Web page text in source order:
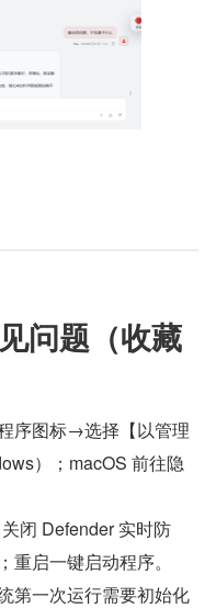
问题（收藏
序图标→选择【以管理
）；macOS 前往隐
关闭 Defender 实时防
启一键启动程序。
第一次运行需要初始化